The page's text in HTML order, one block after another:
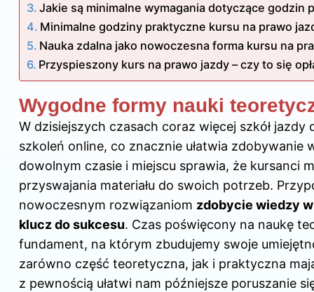
Jakie są minimalne wymagania dotyczące godzin
Minimalne godziny praktyczne kursu na prawo
Nauka zdalna jako nowoczesna forma kursu na
Przyspieszony kurs na prawo jazdy – czy to się
Wygodne formy nauki
W dzisiejszych czasach coraz więcej szkół
szkoleń online, co znacznie ułatwia zdobywanie
dowolnym czasie i miejscu sprawia, że kursanci
przyswajania materiału do swoich potrzeb.
nowoczesnym rozwiązaniom zdobycie wiedzy
klucz do sukcesu. Czas poświęcony na naukę
fundament, na którym zbudujemy swoje
zarówno część teoretyczna, jak i praktyczna
z pewnością ułatwi nam późniejsze poruszanie